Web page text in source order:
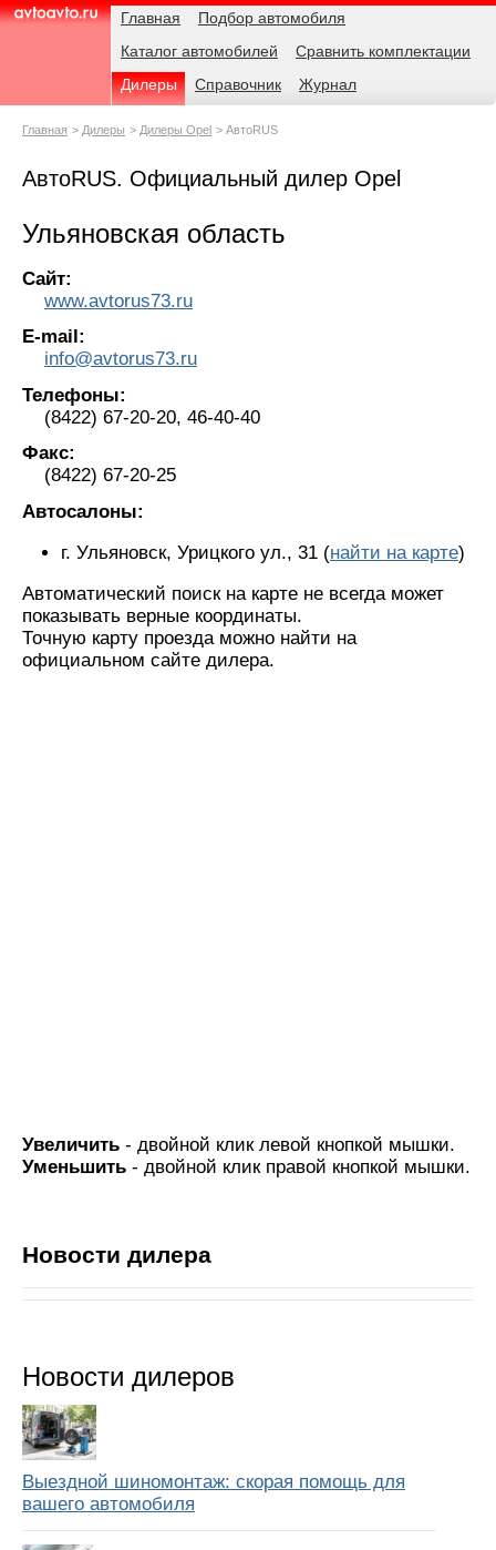
AvtoAvto.ru
Навигация Главная
Подбор автомобиля
Каталог автомобилей
Сравнить комплектации
Дилеры
Справочник Журнал
Родительские
Главная Дилеры Дилеры Opel АвтоRUS
АвтоRUS. Официальный дилер Opel
Ульяновская область
Сайт:
www.avtorus73.ru
E-mail:
info@avtorus73.ru
Телефоны:
(8422) 67-20-20, 46-40-40
Факс:
(8422) 67-20-25
Автосалоны:
г. Ульяновск, Урицкого ул., 31 (найти на карте)
Автоматический поиск на карте не всегда может
показывать верные координаты.
Точную карту проезда можно найти на
официальном сайте дилера.
Увеличить - двойной клик левой кнопкой мышки.
Уменьшить - двойной клик правой кнопкой мышки.
Новости дилера
Новости дилеров
Выездной шиномонтаж: скорая помощь для
вашего автомобиля